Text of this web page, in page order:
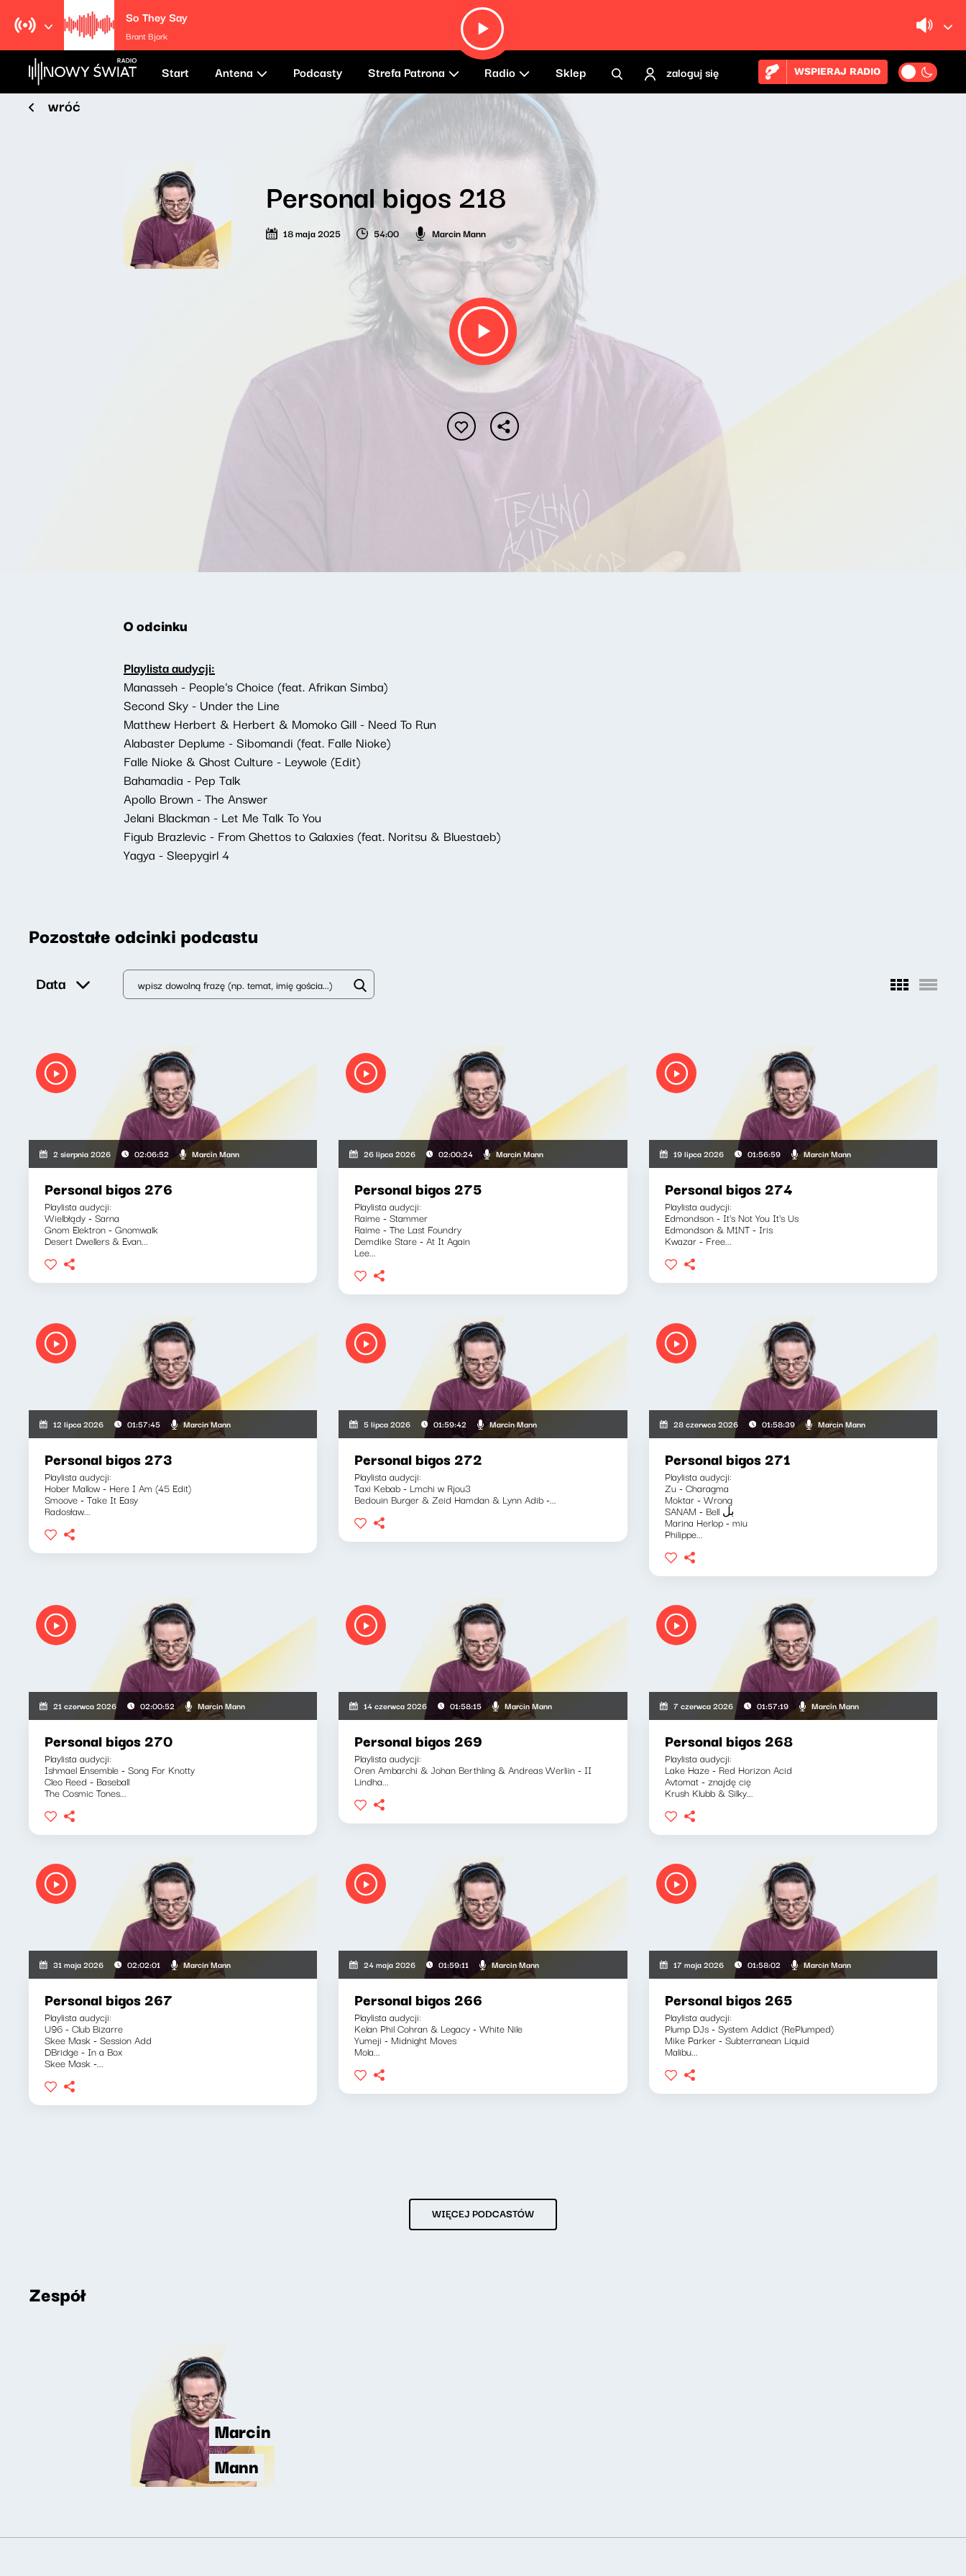
So They Say
Brant Bjork
Start Antena Podcasty Strefa Patrona Radio Sklep zaloguj się WSPIERAJ RADIO
wróć
Personal bigos 218
18 maja 2025 54:00 Marcin Mann
O odcinku
Playlista audycji:
Manasseh - People's Choice (feat. Afrikan Simba)
Second Sky - Under the Line
Matthew Herbert & Herbert & Momoko Gill - Need To Run
Alabaster Deplume - Sibomandi (feat. Falle Nioke)
Falle Nioke & Ghost Culture - Leywole (Edit)
Bahamadia - Pep Talk
Apollo Brown - The Answer
Jelani Blackman - Let Me Talk To You
Figub Brazlevic - From Ghettos to Galaxies (feat. Noritsu & Bluestaeb)
Yagya - Sleepygirl 4
Pozostałe odcinki podcastu
Data
2 sierpnia 2026 02:06:52 Marcin Mann
Personal bigos 276
Playlista audycji:
Wielbłądy - Sarna
Gnom Elektron - Gnomwalk
Desert Dwellers & Evan...
26 lipca 2026 02:00:24 Marcin Mann
Personal bigos 275
Playlista audycji:
Raime - Stammer
Raime - The Last Foundry
Demdike Stare - At It Again
Lee...
19 lipca 2026 01:56:59 Marcin Mann
Personal bigos 274
Playlista audycji:
Edmondson - It's Not You It's Us
Edmondson & M1NT - Iris
Kwazar - Free...
12 lipca 2026 01:57:45 Marcin Mann
Personal bigos 273
Playlista audycji:
Hober Mallow - Here I Am (45 Edit)
Smoove - Take It Easy
Radosław...
5 lipca 2026 01:59:42 Marcin Mann
Personal bigos 272
Playlista audycji:
Taxi Kebab - Lmchi w Rjou3
Bedouin Burger & Zeid Hamdan & Lynn Adib -...
28 czerwca 2026 01:58:39 Marcin Mann
Personal bigos 271
Playlista audycji:
Zu - Charagma
Moktar - Wrong
SANAM - Bell بل
Marina Herlop - miu
Philippe...
21 czerwca 2026 02:00:52 Marcin Mann
Personal bigos 270
Playlista audycji:
Ishmael Ensemble - Song For Knotty
Cleo Reed - Baseball
The Cosmic Tones...
14 czerwca 2026 01:58:15 Marcin Mann
Personal bigos 269
Playlista audycji:
Oren Ambarchi & Johan Berthling & Andreas Werliin - II
Lindha...
7 czerwca 2026 01:57:19 Marcin Mann
Personal bigos 268
Playlista audycji:
Lake Haze - Red Horizon Acid
Avtomat - znajdę cię
Krush Klubb & Silky...
31 maja 2026 02:02:01 Marcin Mann
Personal bigos 267
Playlista audycji:
U96 - Club Bizarre
Skee Mask - Session Add
DBridge - In a Box
Skee Mask -...
24 maja 2026 01:59:11 Marcin Mann
Personal bigos 266
Playlista audycji:
Kelan Phil Cohran & Legacy - White Nile
Yumeji - Midnight Moves
Mola...
17 maja 2026 01:58:02 Marcin Mann
Personal bigos 265
Playlista audycji:
Plump DJs - System Addict (RePlumped)
Mike Parker - Subterranean Liquid
Malibu...
WIĘCEJ PODCASTÓW
Zespół
Marcin
Mann